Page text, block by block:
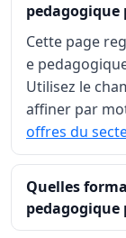
pedagogique
Cette page
e
Utilisez le
affiner par
offres du
Quelles
pedagogique